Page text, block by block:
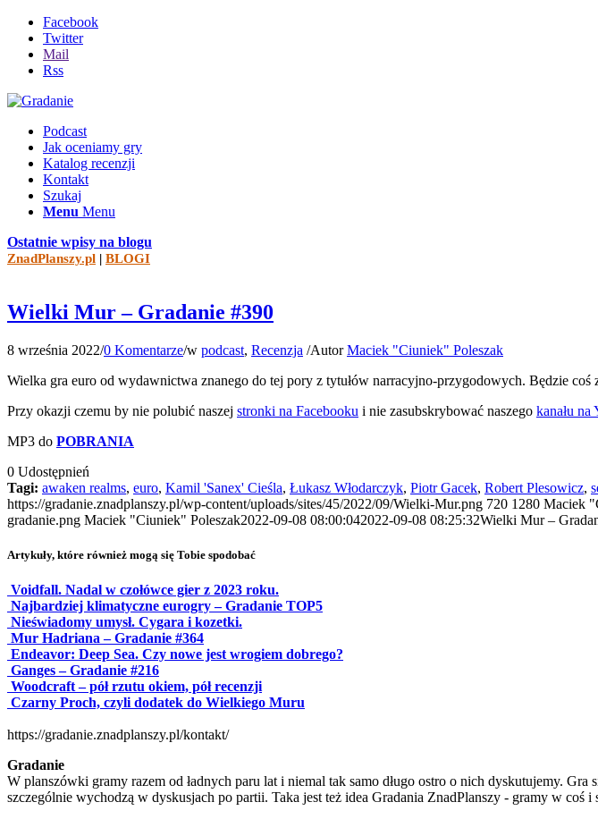
Facebook
Twitter
Mail
Rss
Podcast
Jak oceniamy gry
Katalog recenzji
Kontakt
Szukaj
Menu Menu
Ostatnie wpisy na blogu
ZnadPlanszy.pl | BLOGI
Wielki Mur – Gradanie #390
8 września 2022/0 Komentarze/w podcast, Recenzja /AutorMaciek "Ciuniek" Poleszak
Wielka gra euro od wydawnictwa znanego do tej pory z tytułów narracyjno-przygodowych. Będzie coś
Przy okazji czemu by nie polubić naszej stronki na Facebooku i nie zasubskrybować naszego kanału na
MP3 do POBRANIA
0 Udostępnień
Tagi: awaken realms, euro, Kamil 'Sanex' Cieśla, Łukasz Włodarczyk, Piotr Gacek, Robert Plesowicz,
https://gradanie.znadplanszy.pl/wp-content/uploads/sites/45/2022/09/Wielki-Mur.png 720 1280 Maciek
gradanie.png Maciek "Ciuniek" Poleszak2022-09-08 08:00:042022-09-08 08:25:32Wielki Mur –
Artykuły, które również mogą się Tobie spodobać
Voidfall. Nadal w czołówce gier z 2023 roku.
Najbardziej klimatyczne eurogry – Gradanie TOP5
Nieświadomy umysł. Cygara i kozetki.
Mur Hadriana – Gradanie #364
Endeavor: Deep Sea. Czy nowe jest wrogiem dobrego?
Ganges – Gradanie #216
Woodcraft – pół rzutu okiem, pół recenzji
Czarny Proch, czyli dodatek do Wielkiego Muru
https://gradanie.znadplanszy.pl/kontakt/
Gradanie
W planszówki gramy razem od ładnych paru lat i niemal tak samo długo ostro o nich dyskutujemy.
szczególnie wychodzą w dyskusjach po partii. Taka jest też idea Gradania ZnadPlanszy - gramy w coś